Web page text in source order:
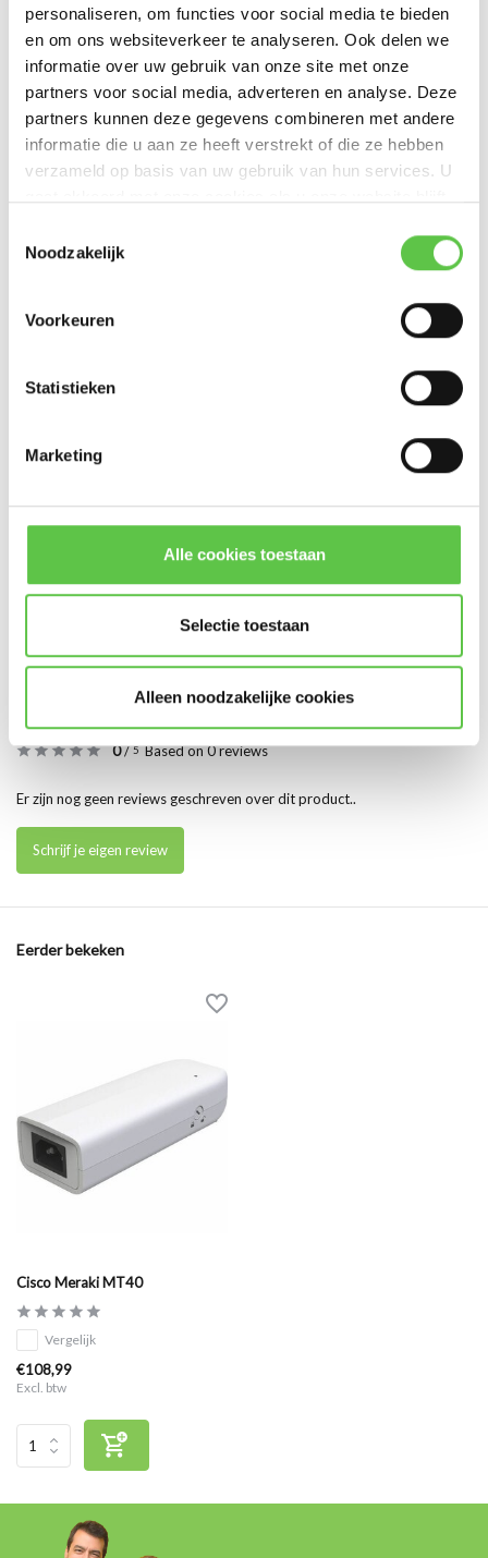
personaliseren, om functies voor social media te bieden
en om ons websiteverkeer te analyseren. Ook delen we
informatie over uw gebruik van onze site met onze
partners voor social media, adverteren en analyse. Deze
partners kunnen deze gegevens combineren met andere
informatie die u aan ze heeft verstrekt of die ze hebben
verzameld op basis van uw gebruik van hun services. U
Noodzakelijk
Voorkeuren
Statistieken
Marketing
Alle cookies toestaan
Selectie toestaan
Alleen noodzakelijke cookies
Ideaal voor onbemande locaties en edge-omgevingen
Onderdeel van het Meraki MT-ecosysteem
Opmerking: MT40 vereist een Meraki MT-licentie
Link datasheet
Datasheet MT40
SKU
bedrijf
luchtvochtigheid, in
bedrijf
20% – 90%
0/5 Based on 0 reviews
Er zijn nog geen reviews geschreven over dit product..
Schrijf je eigen review
Eerder bekeken
Cisco Meraki MT40
Vergelijk
€108,99
Excl. btw
Abonneer
* Lees hier de wettelijke beperkingen